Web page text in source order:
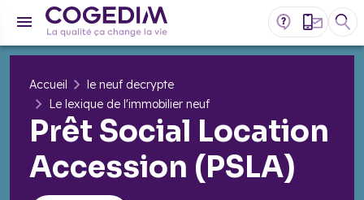
Accueil
le neuf decrypte
Le lexique de l'immobilier neuf
Prêt Social Location
Accession (PSLA)